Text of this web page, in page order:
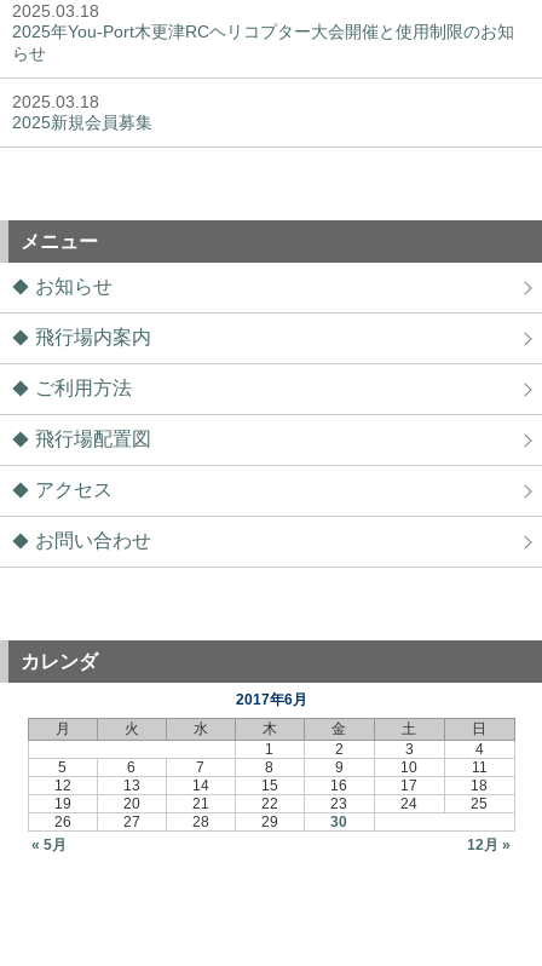
2025.03.18
2025年You-Port木更津RCヘリコプター大会開催と使用制限のお知
らせ
2025.03.18
2025新規会員募集
メニュー
お知らせ
飛行場内案内
ご利用方法
飛行場配置図
アクセス
お問い合わせ
カレンダ
2017年6月
月
火 水 木 金 土 日
« 5月 12月 »
1 2 3
4
5
6 7 8 9 10
11
12
13 14 15 16 17
18
19
20 21 22 23 24
25
26
27 28 29 30